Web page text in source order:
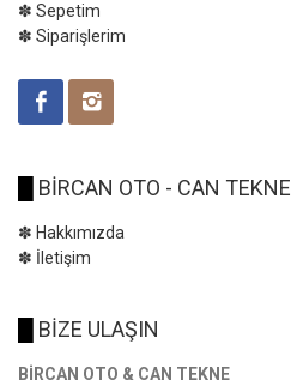
✽ Sepetim
✽ Siparişlerim
BİRCAN OTO - CAN TEKNE
✽ Hakkımızda
✽ İletişim
BİZE ULAŞIN
BİRCAN OTO & CAN TEKNE